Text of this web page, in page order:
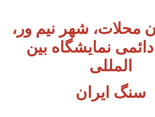
محلات، شهر نیم ور،
نمایشگاه بین
المللی
سنگ ایران